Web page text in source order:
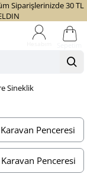
Siparişlerinizde 30 TL
Sineklik
Karavan Penceresi
Penceresi